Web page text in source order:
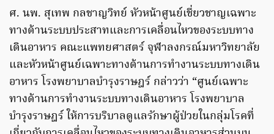
ศ. นพ. สุเทพ กลชาญวิทย์ หัวหน้าศูนย์เชี่ยวชาญเฉพาะ
ทางด้านระบบประสาทและการเคลื่อนไหวของระบบทาง
เดินอาหาร คณะแพทยศาสตร์ จุฬาลงกรณ์มหาวิทยาลัย
และหัวหน้าศูนย์เฉพาะทางด้านการทำงานระบบทางเดิน
อาหาร โรงพยาบาลบำรุงราษฎร์ กล่าวว่า “ศูนย์เฉพาะ
ทางด้านการทำงานระบบทางเดินอาหาร โรงพยาบาล
บำรุงราษฎร์ ให้การบริบาลดูแลรักษาผู้ป่วยในกลุ่มโรคที่